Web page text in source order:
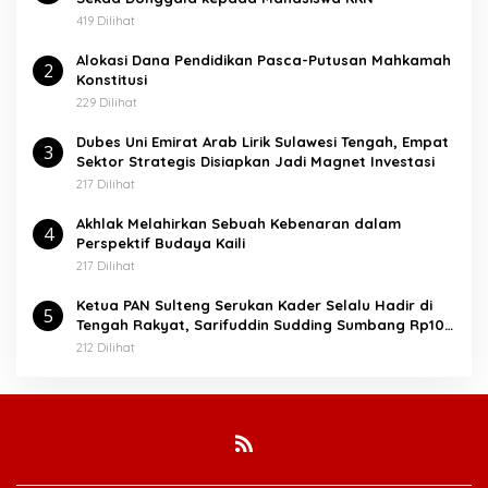
419 Dilihat
2
Alokasi Dana Pendidikan Pasca-Putusan Mahkamah
Konstitusi
229 Dilihat
3
Dubes Uni Emirat Arab Lirik Sulawesi Tengah, Empat
Sektor Strategis Disiapkan Jadi Magnet Investasi
217 Dilihat
4
Akhlak Melahirkan Sebuah Kebenaran dalam
Perspektif Budaya Kaili
217 Dilihat
5
Ketua PAN Sulteng Serukan Kader Selalu Hadir di
Tengah Rakyat, Sarifuddin Sudding Sumbang Rp100
Juta untuk Penguatan PAN Donggala
212 Dilihat